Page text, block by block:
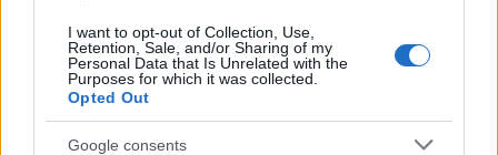
I want to opt-out of Collection, Use,
Retention, Sale, and/or Sharing of my
Personal Data that Is Unrelated with the
Purposes for which it was collected.
Opted Out
Google consents
Este az Ínség-sziklánál